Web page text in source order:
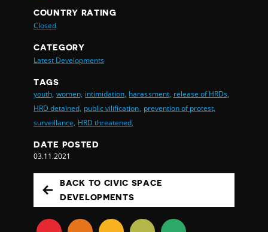
COUNTRY RATING
Closed
CATEGORY
Latest Developments
TAGS
youth, women, intimidation, harassment, release of HRDs,
HRD detained, public vilification, prevention of protest,
surveillance, HRD threatened,
DATE POSTED
03.11.2021
BACK TO CIVIC SPACE
DEVELOPMENTS